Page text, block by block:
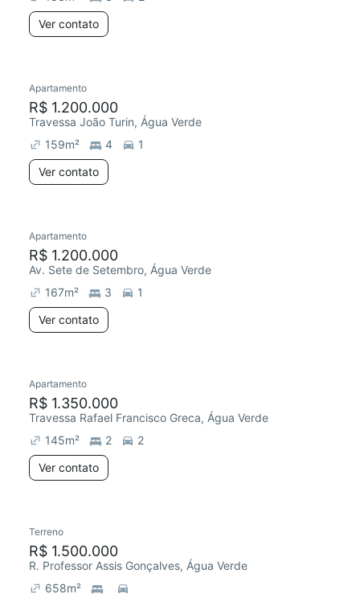
Ver contato
Apartamento
R$ 1.200.000
Travessa João Turin, Água Verde
159m² 4
1
Ver contato
Apartamento
R$ 1.200.000
Av. Sete de Setembro, Água Verde
167m² 3
1
Ver contato
Apartamento
R$ 1.350.000
Travessa Rafael Francisco Greca, Água Verde
145m² 2
2
Ver contato
Terreno
R$ 1.500.000
R. Professor Assis Gonçalves, Água Verde
658m²